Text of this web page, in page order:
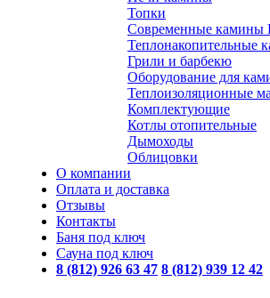
Топки
Современные камины
Теплонакопительные
Грили и барбекю
Оборудование для
Теплоизоляционные
Комплектующие
Котлы отопительные
Дымоходы
Облицовки
О компании
Оплата и доставка
Отзывы
Контакты
Баня под ключ
Сауна под ключ
8 (812) 926 63 47 8 (812) 939 12 42